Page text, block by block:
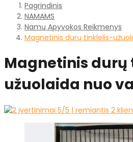
Pagrindinis
NAMAMS
Namų Apyvokos Reikmenys
Magnetinis durų tinklelis-
Magnetinis
užuolaida nuo
5/5 | remiantis 2